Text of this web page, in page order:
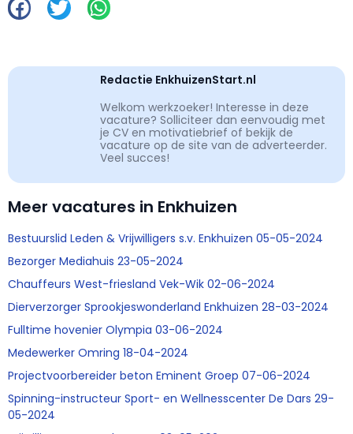
Redactie EnkhuizenStart.nl
Welkom werkzoeker! Interesse in deze
vacature? Solliciteer dan eenvoudig met
je CV en motivatiebrief of bekijk de
vacature op de site van de adverteerder.
Veel succes!
Meer vacatures in Enkhuizen
Bestuurslid Leden & Vrijwilligers s.v. Enkhuizen 05-05-2024
Bezorger Mediahuis 23-05-2024
Chauffeurs West-friesland Vek-Wik 02-06-2024
Dierverzorger Sprookjeswonderland Enkhuizen 28-03-2024
Fulltime hovenier Olympia 03-06-2024
Medewerker Omring 18-04-2024
Projectvoorbereider beton Eminent Groep 07-06-2024
Spinning-instructeur Sport- en Wellnesscenter De Dars 29-
05-2024